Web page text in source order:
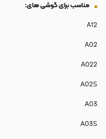
مناسب برای گوشی های:
A12
A02
A022
A02S
A03
A03S